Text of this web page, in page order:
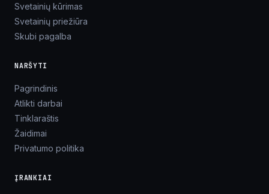
Svetainių kūrimas
Svetainių priežiūra
Skubi pagalba
NARŠYTI
Pagrindinis
Atlikti darbai
Tinklaraštis
Žaidimai
Privatumo politika
ĮRANKIAI